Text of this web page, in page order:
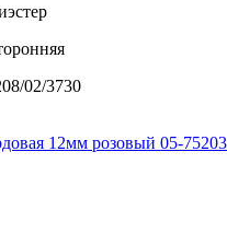
02/3730
12мм розовый 05-